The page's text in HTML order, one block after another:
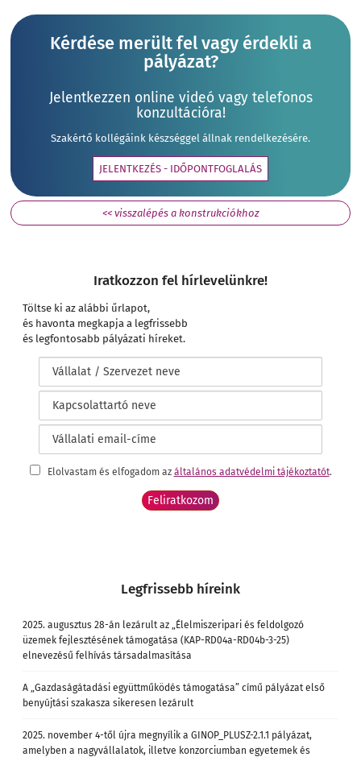
Kérdése merült fel vagy érdekli a
pályázat?
Jelentkezzen online videó vagy telefonos
konzultációra!
Szakértő kollégáink készséggel állnak rendelkezésére.
JELENTKEZÉS - IDŐPONTFOGLALÁS
<< visszalépés a konstrukciókhoz
Iratkozzon fel hírlevelünkre!
Töltse ki az alábbi űrlapot,
és havonta megkapja a legfrissebb
és legfontosabb pályázati híreket.
Elolvastam és elfogadom az általános adatvédelmi tájékoztatót.
Legfrissebb híreink
2025. augusztus 28-án lezárult az „Élelmiszeripari és feldolgozó
üzemek fejlesztésének támogatása (KAP-RD04a-RD04b-3-25)
elnevezésű felhívás társadalmasítása
A „Gazdaságátadási együttműködés támogatása” című pályázat első
benyújtási szakasza sikeresen lezárult
2025. november 4-től újra megnyílik a GINOP_PLUSZ-2.1.1 pályázat,
amelyben a nagyvállalatok, illetve konzorciumban egyetemek és